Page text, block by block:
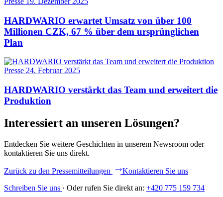
HARDWARIO erwartet Umsatz von über 100
Millionen CZK, 67 % über dem ursprünglichen
Plan
Presse 24. Februar 2025
HARDWARIO verstärkt das Team und erweitert die
Produktion
Interessiert an unseren Lösungen?
Entdecken Sie weitere Geschichten in unserem Newsroom oder
kontaktieren Sie uns direkt.
Zurück zu den Pressemitteilungen
Kontaktieren Sie uns
Schreiben Sie uns · Oder rufen Sie direkt an: +420 775 159 734